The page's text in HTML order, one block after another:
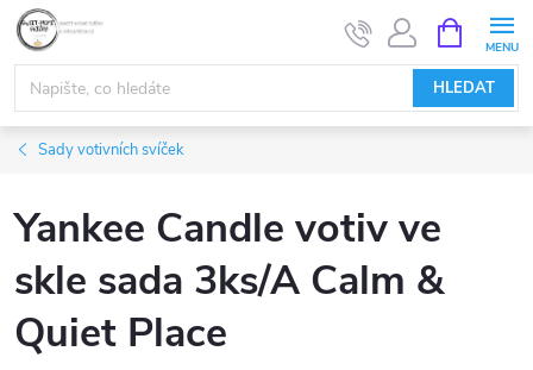
Přejít
obsah
HLEDAT
NÁKUPNÍ
KOŠÍK
Sady votivních svíček
Yankee Candle votiv ve
skle sada 3ks/A Calm &
Quiet Place